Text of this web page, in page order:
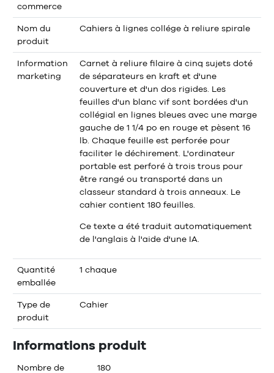
commerce
Nom du
produit
Cahiers à lignes collége à reliure spirale
Information
marketing
Carnet à reliure filaire à cinq sujets doté
de séparateurs en kraft et d'une
couverture et d'un dos rigides. Les
feuilles d'un blanc vif sont bordées d'un
collégial en lignes bleues avec une marge
gauche de 1 1/4 po en rouge et pèsent 16
lb. Chaque feuille est perforée pour
faciliter le déchirement. L'ordinateur
portable est perforé à trois trous pour
être rangé ou transporté dans un
classeur standard à trois anneaux. Le
cahier contient 180 feuilles.
Ce texte a été traduit automatiquement
de l'anglais à l'aide d'une IA.
Quantité
emballée
1 chaque
Type de
produit
Cahier
Informations produit
Nombre de
180